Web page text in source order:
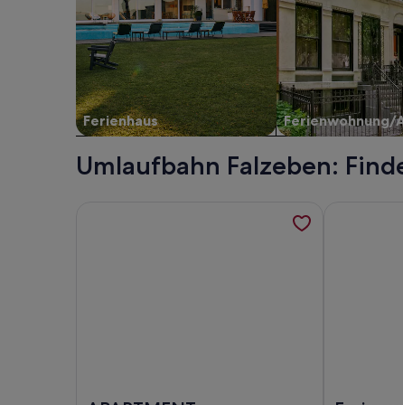
Ferienhaus Ferienwohnung/
Umlaufbahn Falzeben: